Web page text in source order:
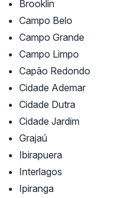
Brooklin
Campo Belo
Campo Grande
Campo Limpo
Capão Redondo
Cidade Ademar
Cidade Dutra
Cidade Jardim
Grajaú
Ibirapuera
Interlagos
Ipiranga